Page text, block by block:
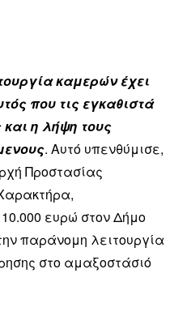
καμερών έχει
που τις εγκαθιστά
η λήψη τους
. Αυτό υπενθύμισε,
Προστασίας
ευρώ στον Δήμο
παράνομη λειτουργία
στο αμαξοστάσιό